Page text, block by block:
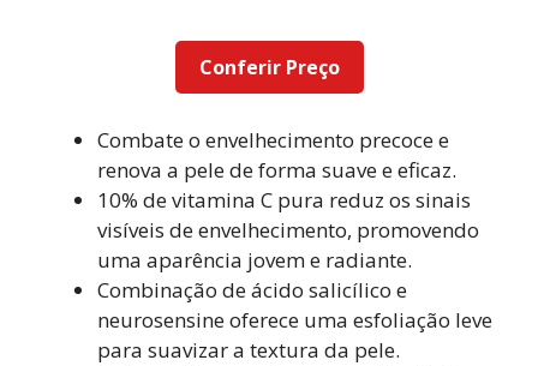
Conferir Preço
Combate o envelhecimento precoce e
renova a pele de forma suave e eficaz.
10% de vitamina C pura reduz os sinais
visíveis de envelhecimento, promovendo
uma aparência jovem e radiante.
Combinação de ácido salicílico e
neurosensine oferece uma esfoliação leve
para suavizar a textura da pele.